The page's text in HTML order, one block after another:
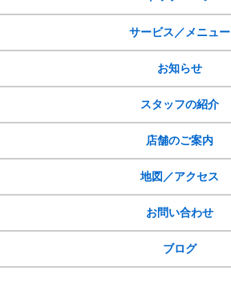
サービス／メニュー
お知らせ
スタッフの紹介
店舗のご案内
地図／アクセス
お問い合わせ
ブログ